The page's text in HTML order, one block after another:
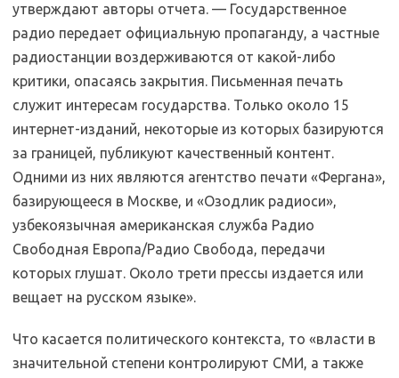
утверждают авторы отчета. — Государственное
радио передает официальную пропаганду, а частные
радиостанции воздерживаются от какой-либо
критики, опасаясь закрытия. Письменная печать
служит интересам государства. Только около 15
интернет-изданий, некоторые из которых базируются
за границей, публикуют качественный контент.
Одними из них являются агентство печати «Фергана»,
базирующееся в Москве, и «Озодлик радиоси»,
узбекоязычная американская служба Радио
Свободная Европа/Радио Свобода, передачи
которых глушат. Около трети прессы издается или
вещает на русском языке».
Что касается политического контекста, то «власти в
значительной степени контролируют СМИ, а также